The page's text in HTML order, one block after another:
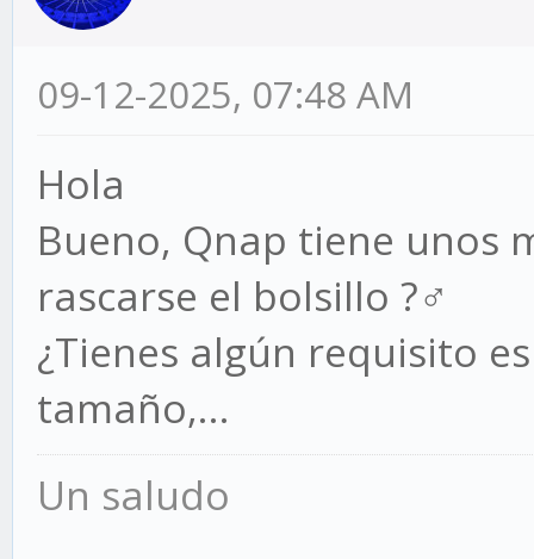
09-12-2025, 07:48 AM
Hola
Bueno, Qnap tiene unos
rascarse el bolsillo ?‍♂️
¿Tienes algún requisito
tamaño,…
Un saludo